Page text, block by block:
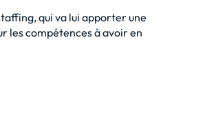
qui va lui apporter une
les compétences à avoir en